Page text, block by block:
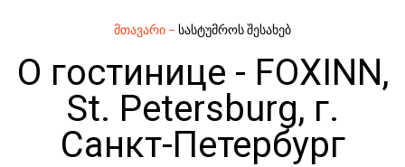
მთავარი – სასტუმროს შესახებ
О гостинице - FOXINN,
St. Petersburg, г.
Санкт-Петербург